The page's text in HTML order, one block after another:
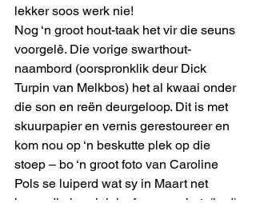
lekker soos werk nie!
Nog ‘n groot hout-taak het vir die seuns
voorgelê. Die vorige swarthout-
naambord (oorspronklik deur Dick
Turpin van Melkbos) het al kwaai onder
die son en reën deurgeloop. Dit is met
skuurpapier en vernis gerestoureer en
kom nou op ‘n beskutte plek op die
stoep – bo ‘n groot foto van Caroline
Pols se luiperd wat sy in Maart net
langs die braaiplek afgeneem het. (hvd)